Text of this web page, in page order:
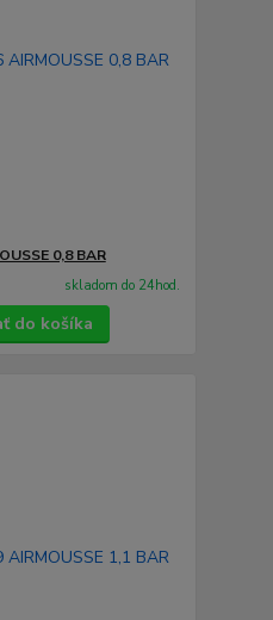
0,8 BAR
skladom do 24hod.
do košíka